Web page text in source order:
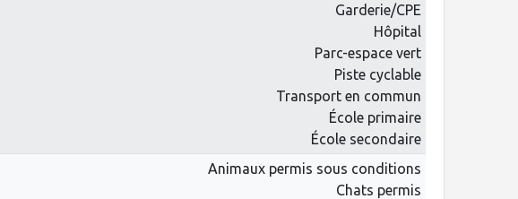
Garderie/CPE
Hôpital
Parc-espace vert
Piste cyclable
Transport en commun
École primaire
École secondaire
Animaux permis sous conditions
Chats permis